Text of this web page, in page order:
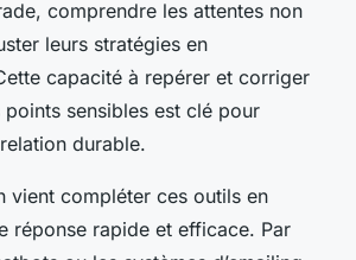
comprendre les attentes non
leurs stratégies en
capacité à repérer et corriger
sensibles est clé pour
durable.
vient compléter ces outils en
réponse rapide et efficace. Par